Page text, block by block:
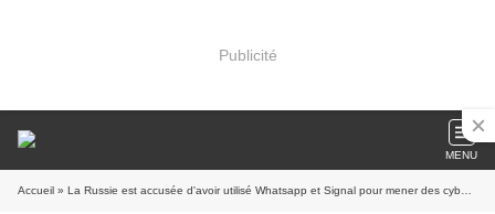
Publicité
MENU
Accueil » La Russie est accusée d'avoir utilisé Whatsapp et Signal pour mener des cyberattaques contre des fonctionnaires du gouvernement néerlandais, afin d'accéder "à des informations sensibles"